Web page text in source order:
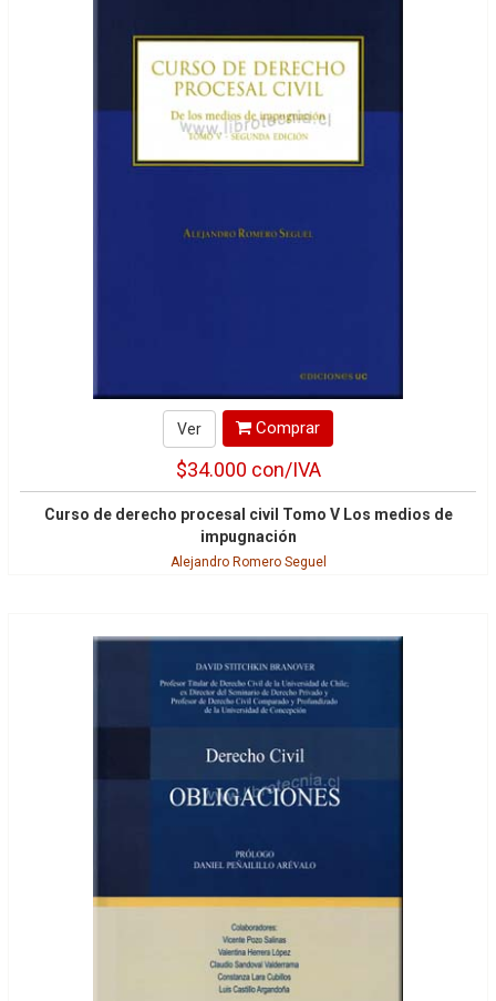
Ver Comprar
$34.000 con/IVA
Curso de derecho procesal civil Tomo V Los medios de
impugnación
Alejandro Romero Seguel